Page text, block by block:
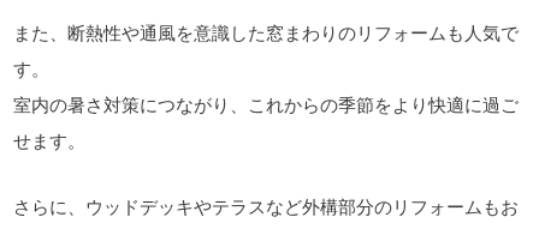
また、断熱性や通風を意識した窓まわりのリフォームも人気で
す。
室内の暑さ対策につながり、これからの季節をより快適に過ご
せます。
さらに、ウッドデッキやテラスなど外構部分のリフォームもお